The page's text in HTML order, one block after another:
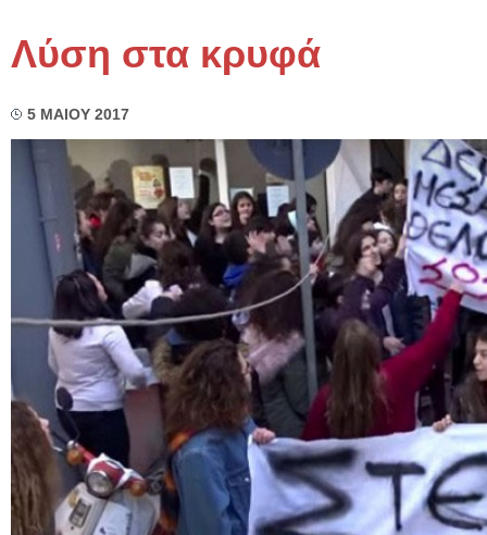
Λύση στα κρυφά
5 ΜΑΙΟΥ 2017